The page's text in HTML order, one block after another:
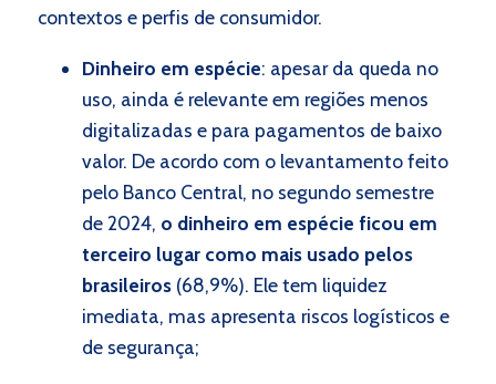
contextos e perfis de consumidor.
Dinheiro em espécie: apesar da queda no
uso, ainda é relevante em regiões menos
digitalizadas e para pagamentos de baixo
valor. De acordo com o levantamento feito
pelo Banco Central, no segundo semestre
de 2024, o dinheiro em espécie ficou em
terceiro lugar como mais usado pelos
brasileiros(68,9%). Ele tem liquidez
imediata, mas apresenta riscos logísticos e
de segurança;